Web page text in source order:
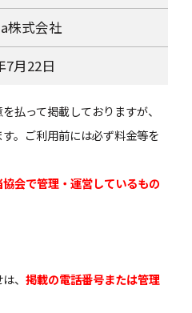
株式会社
7月22日
払って掲載しておりますが、
。ご利用前には必ず料金等を
会で管理・運営しているもの
、 掲載の電話番号または管理